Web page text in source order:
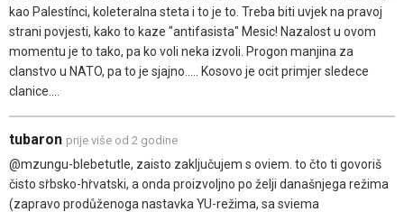
kao Palestínci, koleteralna steta i to je to. Treba biti uvjek na pravoj
strani povjesti, kako to kaze "antifasista" Mesic! Nazalost u ovom
momentu je to tako, pa ko voli neka izvoli. Progon manjina za
clanstvo u NATO, pa to je sjajno..... Kosovo je ocit primjer sledece
clanice....
tubaron prije više od 2 godine
@mzungu-blebetutle, zaisto zaključujem s oviem. to čto ti govoriš
čisto sṙbsko-hṙvatski, a onda proizvoljno po želji današnjega režima
(zapravo prodůženoga nastavka YU-režima, sa sviema